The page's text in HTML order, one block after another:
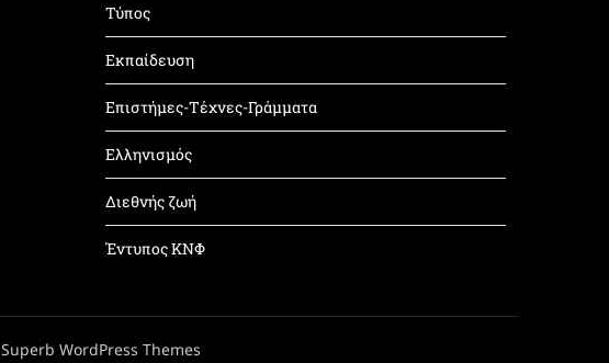
Τύπος
Εκπαίδευση
Επιστήμες-Τέχνες-Γράμματα
Ελληνισμός
Διεθνής ζωή
Έντυπος ΚΝΦ
Superb WordPress Themes